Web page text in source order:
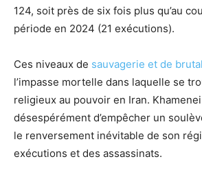
124, soit près de six fois plus qu’au
période en 2024 (21 exécutions).
Ces niveaux de sauvagerie et de
l’impasse mortelle dans laquelle se
religieux au pouvoir en Iran.
désespérément d’empêcher un
le renversement inévitable de son
exécutions et des assassinats.